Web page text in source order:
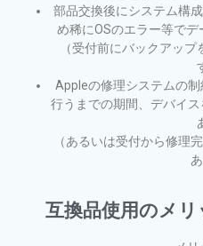
部品交換後にシステム構
め稀にOSのエラー等で
（受付前にバックアッ
Appleの修理システムの
行うまでの期間、デバイ
（あるいは受付から修理
互換品使用のメ